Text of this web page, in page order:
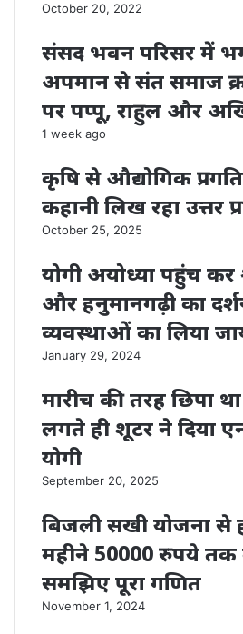
October 20, 2022
संसद भवन परिसर में
अपमान से संत समाज
पर पप्पू, राहुल और
1 week ago
कृषि से औद्योगिक
कहानी लिख रहा उत्तर
October 25, 2025
योगी अयोध्या पहुंच कर
और हनुमानगढ़ी का
व्यवस्थाओं का लिया
January 29, 2024
मारीच की तरह छिपा
लगते ही शूटर ने दिया
योगी
September 20, 2025
बिजली सखी योजना से
महीने 50000 रुपये तक
समझिए पूरा गणित
November 1, 2024